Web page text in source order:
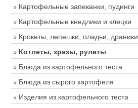
Картофельные запеканки, пудинги
Картофельные кнедлики и клецки
Крокеты, лепешки, оладьи, драники
Котлеты, зразы, рулеты
Блюда из картофельного теста
Блюда из сырого картофеля
Изделия из картофельного теста